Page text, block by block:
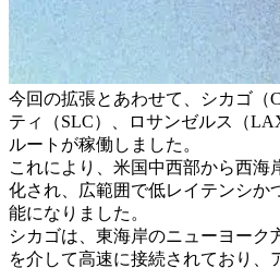
今回の拡張とあわせて、シカゴ（
ティ（SLC）、ロサンゼルス（
ルートが稼働しました。
これにより、米国中西部から西海
化され、広範囲で低レイテンシか
能になりました。
シカゴは、東海岸のニューヨーク
を介して高速に接続されており、